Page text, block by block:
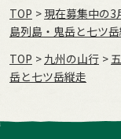
TOP
現在募集中の3
島列島・鬼岳と七ツ
TOP
九州の山行
岳と七ツ岳縦走